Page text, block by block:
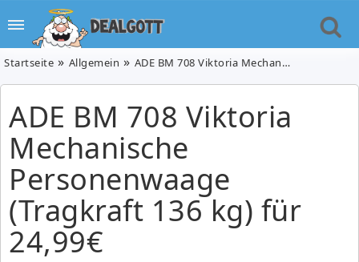
Startseite Allgemein ADE BM 708 Viktoria Mechanische Personenwaage (Tragkraft 136 kg) für 24,99€
ADE BM 708 Viktoria
Mechanische
Personenwaage
(Tragkraft 136 kg) für
24,99€